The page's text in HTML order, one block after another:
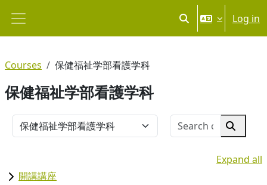
Side panel Toggle search input
Log in
Courses 保健福祉学部看護学科
保健福祉学部看護学科
Course categories
Search
Search
Expand all
開講講座